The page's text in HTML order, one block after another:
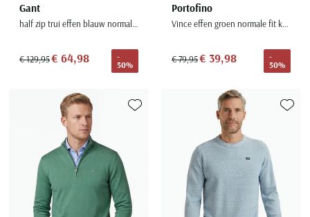
Gant
half zip trui effen blauw normale fit katoen
€ 129,95€ 64,98
-
50%
Portofino
Vince effen groen normale fit katoen v-hals
€ 79,95€ 39,98
-
50%
Toevoegen aan favorieten